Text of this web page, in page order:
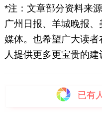
*注：文章部分资料来
广州日报、羊城晚报
媒体。也希望广大读
人提供更多更宝贵的建
已有